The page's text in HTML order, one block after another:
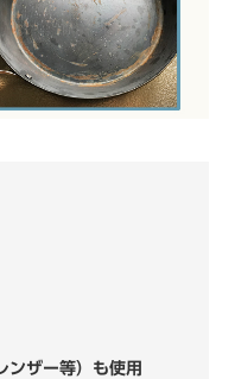
ザー等）も使用